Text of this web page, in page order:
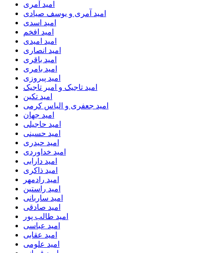
امید آمری
امید آمری و یوسف صیادی
امید اسدی
امید افخم
امید امیدی
امید انصاری
امید باقری
امید بامری
امید پیروزی
امید تاجیک و امیر تاجیک
امید تکین
امید جعفری و الیاس کرمی
امید جهان
امید حاجیلی
امید حسینی
امید حیدری
امید خداوردی
امید دارابی
امید ذاکری
امید رادمهر
امید راستین
امید ساربانی
امید صادقی
امید طالب پور
امید عباسی
امید عقابی
امید علومی